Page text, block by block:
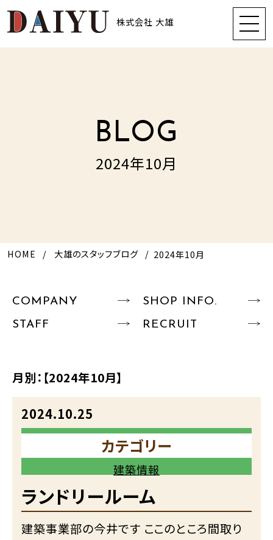
株式会社 大雄
BLOG
2024年10月
HOME 大雄のスタッフブログ 2024年10月
COMPANY
SHOP INFO.
STAFF
RECRUIT
月別： 【2024年10月】
2024.10.25
カテゴリー
建築情報
ランドリールーム
建築事業部の今井です ここのところ間取り